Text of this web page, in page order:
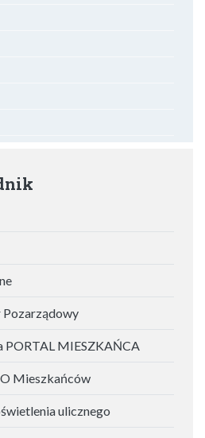
PORTAL MIESZKAŃCA
Mieszkańców
ulicznego